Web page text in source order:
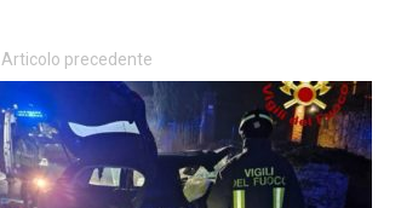
Articolo precedente